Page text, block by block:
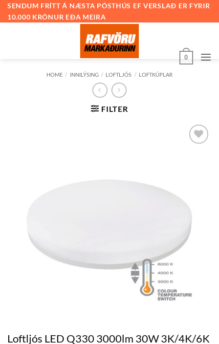
SkipSENDUM FRÍTT Á NÆSTA PÓSTHÚS EF VERSLAÐ ER FYRIR
10.000 KRÓNUR EÐA MEIRA
0
HOME / INNILÝSING / LOFTLJÓS / LOFTKÚPLAR
FILTER
Loftljós LED Q330 3000lm 30W 3K/4K/6K